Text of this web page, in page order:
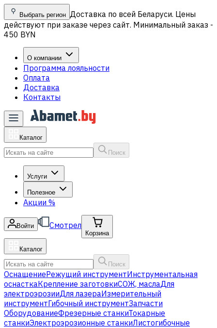
Выбрать регион Доставка по всей Беларуси. Цены
действуют при заказе через сайт. Минимальный заказ -
450 BYN
О компании
Программа лояльности
Оплата
Доставка
Контакты
Каталог
Поиск
Услуги
Полезное
Акции %
Войти Смотрел
Корзина
Каталог
Поиск
ОснащениеРежущий инструментИнструментальная
оснасткаКрепление заготовкиСОЖ, маслаДля
электроэрозииДля лазераИзмерительный
инструментГибочный инструментЗапчасти
ОборудованиеФрезерные станкиТокарные
станкиЭлектроэрозионные станкиЛистогибочные